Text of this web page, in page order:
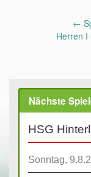
navigation
←
Herren I
Nächste
HSG
Sonntag,